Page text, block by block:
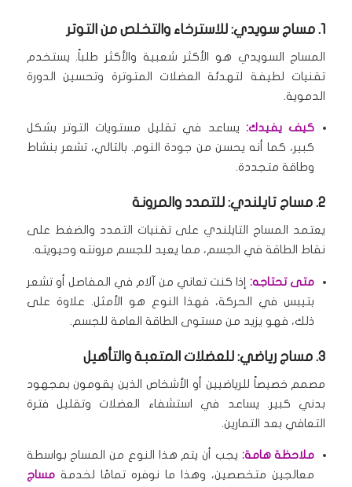
1. مساج سويدي: للاسترخاء والتخلص من التوتر
المساج السويدي هو الأكثر شعبية والأكثر طلباً. يستخدم
تقنيات لطيفة لتهدئة العضلات المتوترة وتحسين الدورة
الدموية.
كيف يفيدك:يساعد في تقليل مستويات التوتر بشكل
كبير، كما أنه يحسن من جودة النوم.بالتالي، تشعر بنشاط
وطاقة متجددة.
2. مساج تايلندي: للتمدد والمرونة
يعتمد المساج التايلندي على تقنيات التمدد والضغط على
نقاط الطاقة في الجسم، مما يعيد للجسم مرونته وحيويته.
متى تحتاجه:إذا كنت تعاني من آلام في المفاصل أو تشعر
بتيبس في الحركة، فهذا النوع هو الأمثل. علاوة على
ذلك، فهو يزيد من مستوى الطاقة العامة للجسم.
3. مساج رياضي: للعضلات المتعبة والتأهيل
مصمم خصيصاً للرياضيين أو الأشخاص الذين يقومون بمجهود
بدني كبير. يساعد في استشفاء العضلات وتقليل فترة
التعافي بعد التمارين.
ملاحظة هامة: يجب أن يتم هذا النوع من المساج بواسطة
معالجين متخصصين، وهذا ما نوفره تمامًا لخدمةمساج